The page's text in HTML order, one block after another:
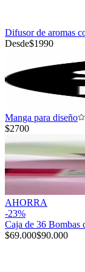
Difusor de aromas
Desde$1990
Manga para diseño
$2700
AHORRA
-23%
Caja de 36 Bombas
$69.000$90.000